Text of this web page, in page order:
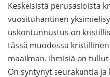
Keskeisistä perusasioista
vuosituhantinen
uskontunnustus on
tässä muodossa
maailman. Ihmisiä on
On syntynyt seurakuntia